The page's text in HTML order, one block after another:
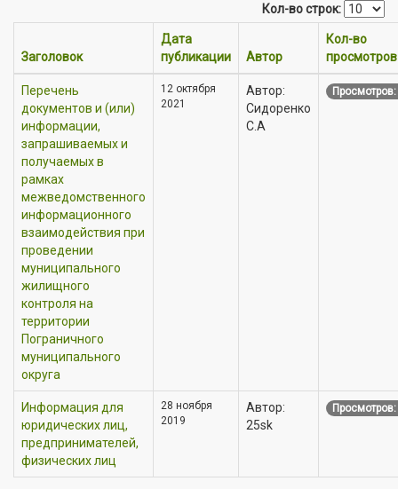
Кол-во строк:
Заголовок
Дата
публикации
Автор
Кол-во
просмотров
Перечень
документов и (или)
информации,
запрашиваемых и
получаемых в
рамках
межведомственного
информационного
взаимодействия при
проведении
муниципального
жилищного
контроля на
территории
Пограничного
муниципального
округа
12 октября
2021
Автор:
Сидоренко
С.А
Информация для
юридических лиц,
предпринимателей,
физических лиц
28 ноября
2019
Автор:
25sk